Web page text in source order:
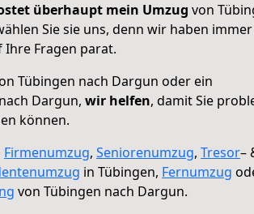
überhaupt mein Umzug von
Sie sie uns, denn wir haben
Fragen parat.
Tübingen nach Dargun oder ein
Dargun, wir helfen, damit Sie
können.
Firmenumzug, Seniorenumzug, Tresor–
in Tübingen, Fernumzug
von Tübingen nach Dargun.